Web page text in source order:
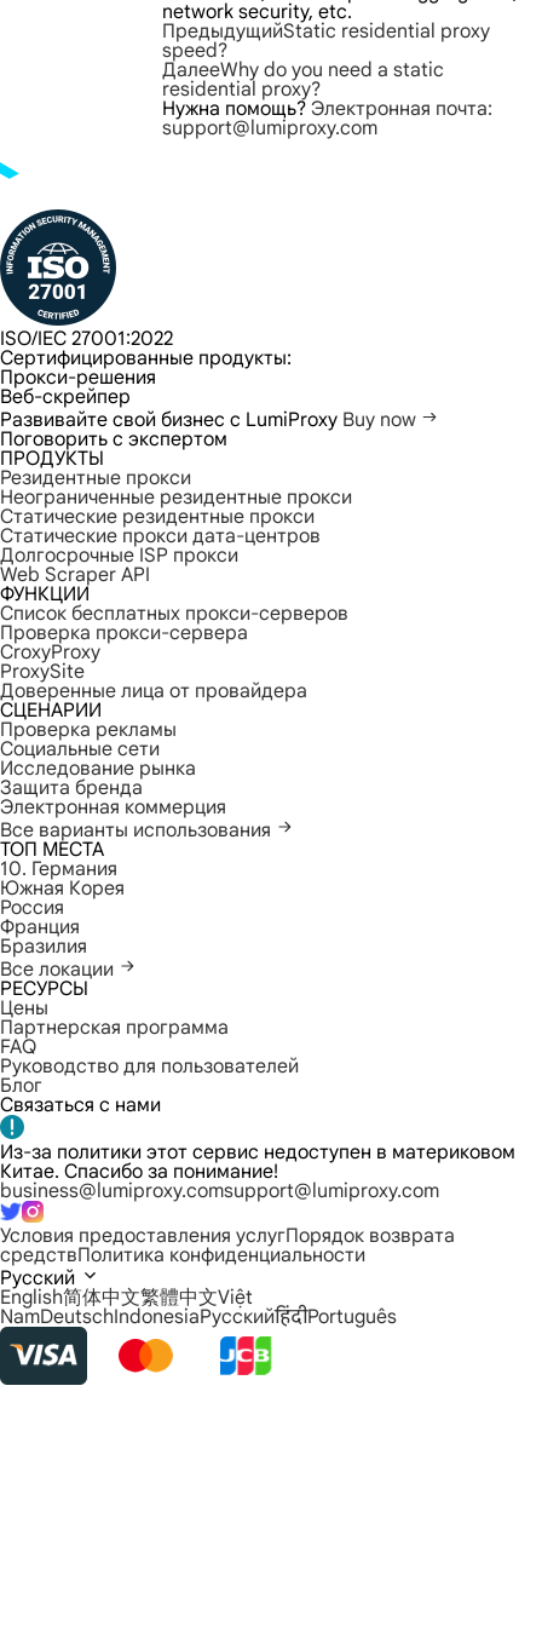
network security, etc.
ПредыдущийStatic residential proxy
speed?
ДалееWhy do you need a static
residential proxy?
Нужна помощь? Электронная почта:
support@lumiproxy.com
ISO/IEC 27001:2022
Сертифицированные продукты:
Прокси-решения
Веб-скрейпер
Развивайте свой бизнес с LumiProxy Buy now
Поговорить с экспертом
ПРОДУКТЫ
Резидентные прокси
Неограниченные резидентные прокси
Статические резидентные прокси
Статические прокси дата-центров
Долгосрочные ISP прокси
Web Scraper API
ФУНКЦИИ
Список бесплатных прокси-серверов
Проверка прокси-сервера
CroxyProxy
ProxySite
Доверенные лица от провайдера
СЦЕНАРИИ
Проверка рекламы
Социальные сети
Исследование рынка
Защита бренда
Электронная коммерция
Все варианты использования
ТОП МЕСТА
10. Германия
Южная Корея
Россия
Франция
Бразилия
Все локации
РЕСУРСЫ
Цены
Партнерская программа
FAQ
Руководство для пользователей
Блог
Связаться с нами
Из-за политики этот сервис недоступен в материковом
Китае. Спасибо за понимание!
business@lumiproxy.comsupport@lumiproxy.com
Условия предоставления услугПорядок возврата
средствПолитика конфиденциальности
Русский
English简体中文繁體中文Việt
NamDeutschIndonesiaРусскийहिंदीPortuguês